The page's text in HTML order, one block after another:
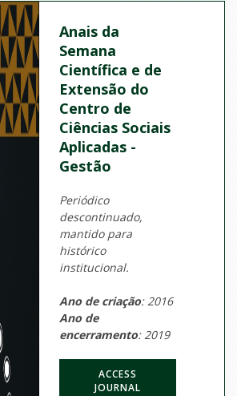
Anais da
Semana
Científica e de
Extensão do
Centro de
Ciências Sociais
Aplicadas -
Gestão
Periódico
descontinuado,
mantido para
histórico
institucional.
Ano de criação: 2016
Ano de
encerramento: 2019
ACCESS
JOURNAL